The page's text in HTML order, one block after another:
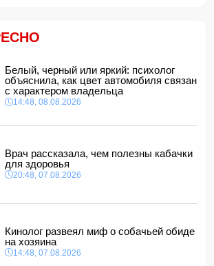
рекордный рост цен на продукты
Hyundai врезался в фонарный
против двух криптобирж за
с КСИР
пресечь доходы России «со
Белый, черный или яркий: психолог
объяснила, как цвет автомобиля связан
с характером владельца
14:48, 08.08.2026
Врач рассказала, чем полезны кабачки
для здоровья
20:48, 07.08.2026
Кинолог развеял миф о собачьей обиде
на хозяина
14:48, 07.08.2026